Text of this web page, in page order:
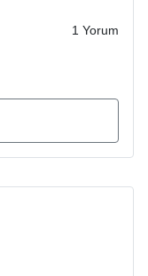
1 Yorum